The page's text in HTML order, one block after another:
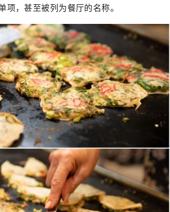
项，甚至被列为餐厅的名称。